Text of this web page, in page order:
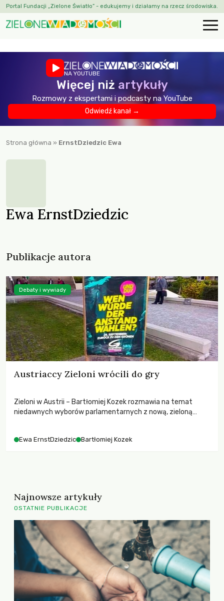
Portal Fundacji „Zielone Światło” - edukujemy i działamy na rzecz środowiska.
NA YOUTUBE
Więcej niż artykuły
Rozmowy z ekspertami i podcasty na YouTube
Odwiedź kanał →
Strona główna » ErnstDziedzic Ewa
Ewa ErnstDziedzic
Publikacje autora
Austriaccy Zieloni wrócili do gry
Zieloni w Austrii – Bartłomiej Kozek rozmawia na temat
niedawnych wyborów parlamentarnych z nową, zieloną
Ewa ErnstDziedzic Bartłomiej Kozek
Debaty i wywiady
Najnowsze artykuły
OSTATNIE PUBLIKACJE